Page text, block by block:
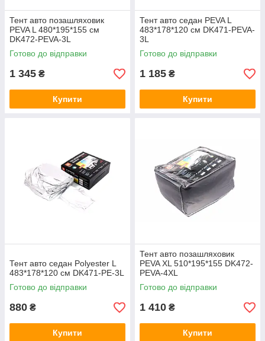
Тент авто позашляховик
PEVA L 480*195*155 см
DK472-PEVA-3L
Готово до відправки
1 345 ₴
Купити
Тент авто седан PEVA L
483*178*120 см DK471-PEVA-
3L
Готово до відправки
1 185 ₴
Купити
Тент авто седан Polyester L
483*178*120 см DK471-PE-3L
Готово до відправки
880 ₴
Купити
Тент авто позашляховик
PEVA XL 510*195*155 DK472-
PEVA-4XL
Готово до відправки
1 410 ₴
Купити